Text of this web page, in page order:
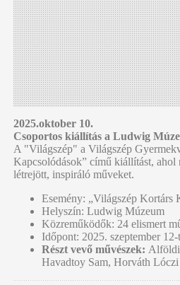
2025.oktober 10.
Csoportos kiállítás a Ludwig
A "Világszép" a Világszép
Kapcsolódások” című kiállítást, ahol
létrejött, inspiráló műveket.
Esemény: „Világszép Kortárs
Helyszín: Ludwig Múzeum
Közreműködők: 24 elismert
Időpont: 2025. szeptember
Részt vevő művészek: Alföldi
Havadtoy Sam, Horváth